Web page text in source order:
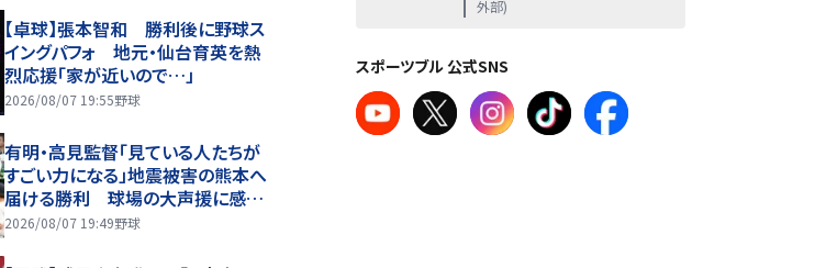
【卓球】張本智和 勝利後に野球ス
イングパフォ 地元・仙台育英を熱
烈応援「家が近いので…」
2026/08/07 19:55野球
有明・高見監督「見ている人たちが
すごい力になる」地震被害の熊本へ
届ける勝利 球場の大声援に感謝
「全員が手をたたいてくれて。涙出そ
2026/08/07 19:49野球
外部)
スポーツブル 公式SNS